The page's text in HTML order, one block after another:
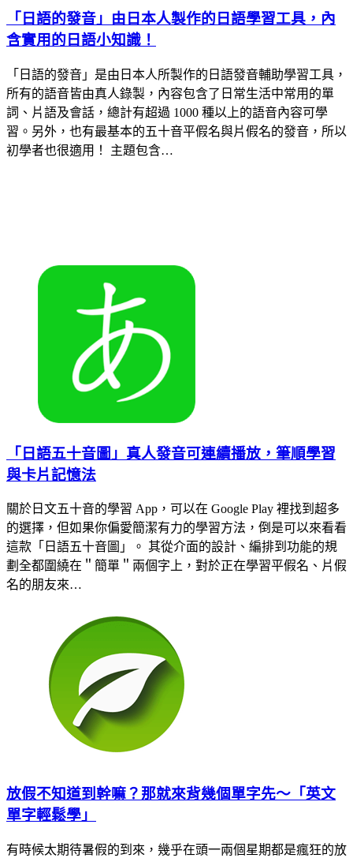
「日語的發音」由日本人製作的日語學習工具，內
含實用的日語小知識！
「日語的發音」是由日本人所製作的日語發音輔助學習工具，
所有的語音皆由真人錄製，內容包含了日常生活中常用的單
詞、片語及會話，總計有超過 1000 種以上的語音內容可學
習。另外，也有最基本的五十音平假名與片假名的發音，所以
初學者也很適用！ 主題包含…
「日語五十音圖」真人發音可連續播放，筆順學習
與卡片記憶法
關於日文五十音的學習 App，可以在 Google Play 裡找到超多
的選擇，但如果你偏愛簡潔有力的學習方法，倒是可以來看看
這款「日語五十音圖」。 其從介面的設計、編排到功能的規
劃全都圍繞在＂簡單＂兩個字上，對於正在學習平假名、片假
名的朋友來…
放假不知道到幹嘛？那就來背幾個單字先～「英文
單字輕鬆學」
有時候太期待暑假的到來，幾乎在頭一兩個星期都是瘋狂的放